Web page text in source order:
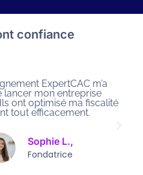
confiance
ExpertCAC m’a
mon entreprise
optimisé ma fiscalité
efficacement.
Sophie L.,
Fondatrice